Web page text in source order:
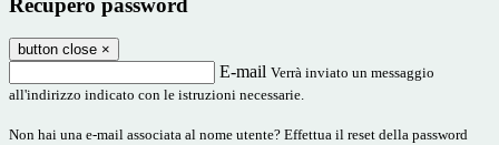
button close ×
E-mail Verrà inviato un messaggio
all'indirizzo indicato con le istruzioni necessarie.
Non hai una e-mail associata al nome utente? Effettua il reset della password